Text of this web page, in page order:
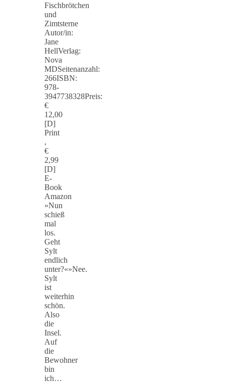
Fischbrötchen
und
Zimtsterne
Autor/in:
Jane
HellVerlag:
Nova
MDSeitenanzahl:
266ISBN:
978-
3947738328Preis:
€
12,00
[D]
Print
,
€
2,99
[D]
E-
Book
Amazon
»Nun
schieß
mal
los.
Geht
Sylt
endlich
unter?«»Nee.
Sylt
ist
weiterhin
schön.
Also
die
Insel.
Auf
die
Bewohner
bin
ich…